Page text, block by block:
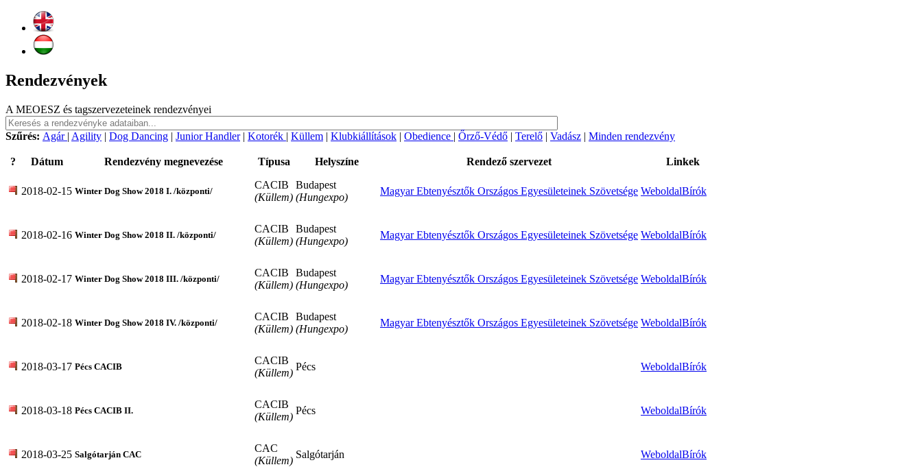
Rendezvények
A MEOESZ és tagszervezeteinek rendezvényei
Szűrés: Agár | Agility | Dog Dancing | Junior Handler| Kotorék | Küllem | Klubkiállítások | Obedience | Őrző-Védő | Terelő | Vadász | Minden rendezvény
? Dátum Rendezvény megnevezése Típusa Helyszíne Rendező szervezet Linkek
2018-02-15 Winter Dog Show 2018 I. /központi/
CACIB
(Küllem)
Budapest
(Hungexpo)
Magyar Ebtenyésztők Országos Egyesületeinek Szövetsége WeboldalBírók
2018-02-16 Winter Dog Show 2018 II. /központi/
CACIB
(Küllem)
Budapest
(Hungexpo)
Magyar Ebtenyésztők Országos Egyesületeinek Szövetsége WeboldalBírók
2018-02-17 Winter Dog Show 2018 III. /központi/
CACIB
(Küllem)
Budapest
(Hungexpo)
Magyar Ebtenyésztők Országos Egyesületeinek Szövetsége WeboldalBírók
2018-02-18 Winter Dog Show 2018 IV. /központi/
CACIB
(Küllem)
Budapest
(Hungexpo)
Magyar Ebtenyésztők Országos Egyesületeinek Szövetsége WeboldalBírók
2018-03-17 Pécs CACIB
CACIB
(Küllem)
Pécs WeboldalBírók
2018-03-18 Pécs CACIB II.
CACIB
(Küllem)
Pécs WeboldalBírók
2018-03-25 Salgótarján CAC
CAC
(Küllem)
Salgótarján WeboldalBírók